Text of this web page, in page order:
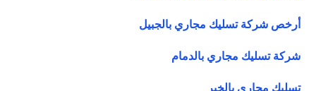
أرخص شركة تسليك مجاري بالجبيل
شركة تسليك مجاري بالدمام
تسليك مجاري بالخبر